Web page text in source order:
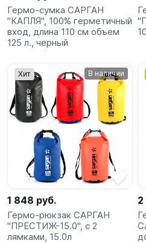
Гермо-сумка САРГАН
"КАПЛЯ", 100% герметичный
вход, длина 110 см объем
125 л., черный
Хит В наличии
1 848 руб.
Гермо-рюкзак САРГАН
"ПРЕСТИЖ-15.0", с 2
лямками, 15.0л
2